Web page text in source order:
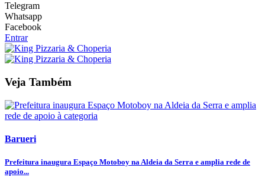
Telegram
Whatsapp
Facebook
Entrar
Veja Também
Barueri
Prefeitura inaugura Espaço Motoboy na Aldeia da Serra e amplia rede de
apoio...